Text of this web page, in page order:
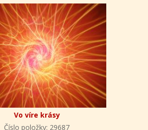
Vo víre krásy
Číslo položky: 29687